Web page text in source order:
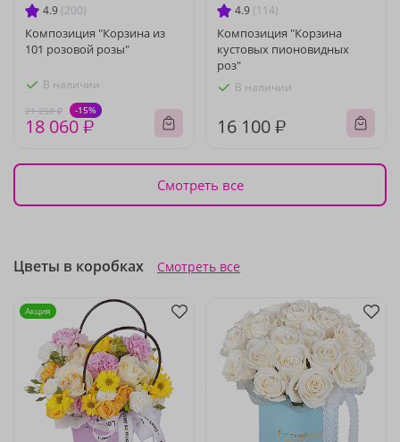
4.9 (200)
Композиция "Корзина из
101 розовой розы"
В наличии
21 250 ₽ -15%
18 060 ₽
4.9 (114)
Композиция "Корзина
кустовых пионовидных
роз"
В наличии
16 100 ₽
Смотреть все
Цветы в коробках Смотреть все
Акция